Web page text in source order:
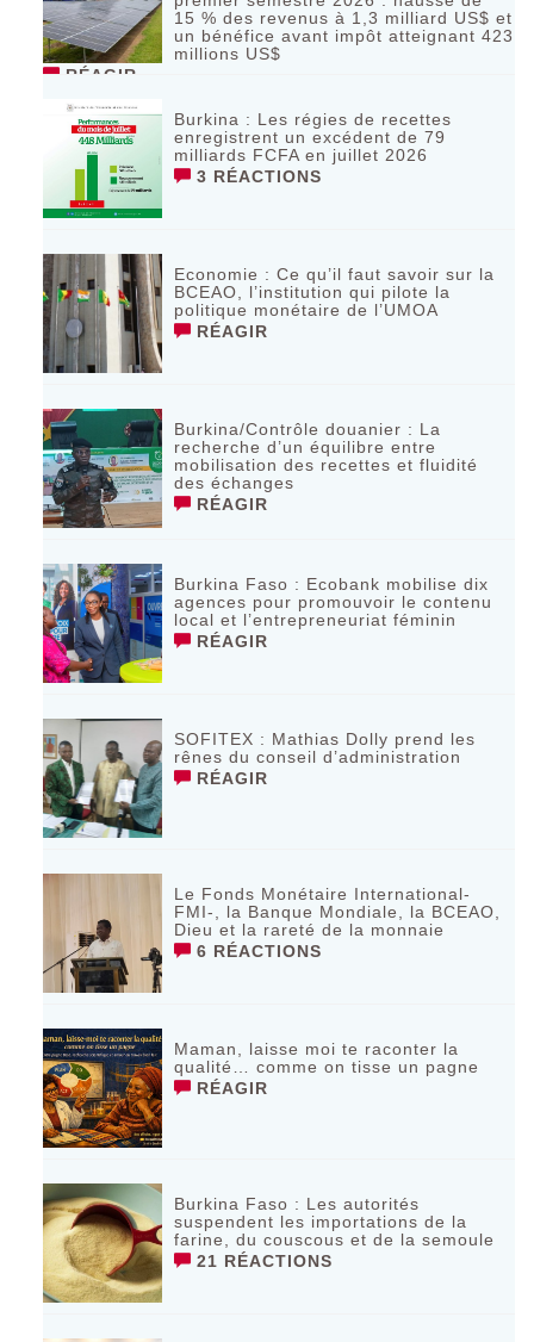
15 % des revenus à 1,3 milliard US$ et
un bénéfice avant impôt atteignant 423
millions US$
RÉAGIR
Burkina : Les régies de recettes
enregistrent un excédent de 79
milliards FCFA en juillet 2026
3 RÉACTIONS
Economie : Ce qu’il faut savoir sur la
BCEAO, l’institution qui pilote la
politique monétaire de l’UMOA
RÉAGIR
Burkina/Contrôle douanier : La
recherche d’un équilibre entre
mobilisation des recettes et fluidité
des échanges
RÉAGIR
Burkina Faso : Ecobank mobilise dix
agences pour promouvoir le contenu
local et l’entrepreneuriat féminin
RÉAGIR
SOFITEX : Mathias Dolly prend les
rênes du conseil d’administration
RÉAGIR
Le Fonds Monétaire International-
FMI-, la Banque Mondiale, la BCEAO,
Dieu et la rareté de la monnaie
6 RÉACTIONS
Maman, laisse moi te raconter la
qualité… comme on tisse un pagne
RÉAGIR
Burkina Faso : Les autorités
suspendent les importations de la
farine, du couscous et de la semoule
21 RÉACTIONS